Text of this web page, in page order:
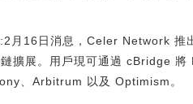
16日消息，Celer Network 推
擴展。用戶現可通過 cBridge 將
、Arbitrum 以及 Optimism。